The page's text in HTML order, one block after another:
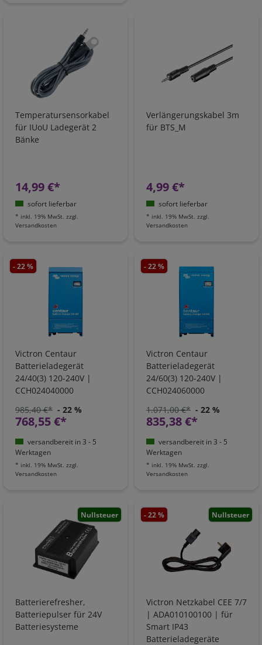
Temperatursensorkabel
für IUoU Ladegerät 2
Bänke
14,99 €*
sofort lieferbar
* inkl. 19% MwSt. zzgl.
Versandkosten
Verlängerungskabel 3m
für BTS_M
4,99 €*
sofort lieferbar
* inkl. 19% MwSt. zzgl.
Versandkosten
- 22 %
Victron Centaur
Batterieladegerät
24/40(3) 120-240V |
CCH024040000
985,40 €* - 22 %
768,55 €*
versandbereit in 3 - 5
Werktagen
* inkl. 19% MwSt. zzgl.
Versandkosten
- 22 %
Victron Centaur
Batterieladegerät
24/60(3) 120-240V |
CCH024060000
1.071,00 €* - 22 %
835,38 €*
versandbereit in 3 - 5
Werktagen
* inkl. 19% MwSt. zzgl.
Versandkosten
Nullsteuer
Batterierefresher,
Batteriepulser für 24V
Batteriesysteme
- 22 % Nullsteuer
Victron Netzkabel CEE 7/7
| ADA010100100 | für
Smart IP43
Batterieladegeräte